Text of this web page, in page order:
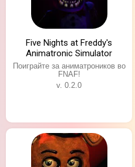
Five Nights at Freddy's
Animatronic Simulator
Поиграйте за аниматроников во
FNAF!
v. 0.2.0